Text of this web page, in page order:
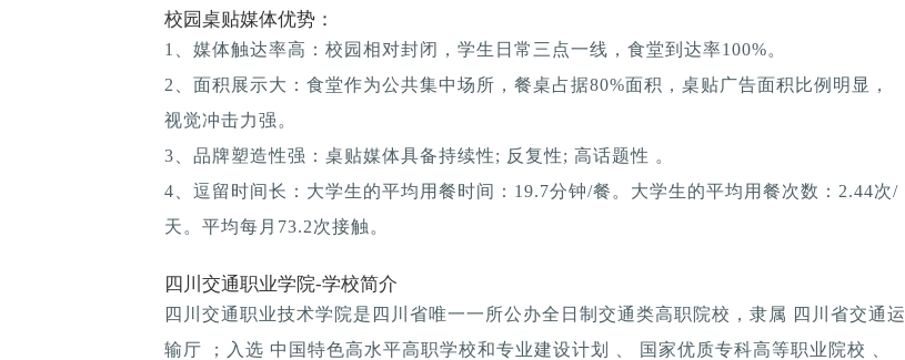
校园桌贴媒体优势：
1、媒体触达率高：校园相对封闭，学生日常三点一线，食堂到达率100%。
2、面积展示大：食堂作为公共集中场所，餐桌占据80%面积，桌贴广告面积比例明显，
视觉冲击力强。
3、品牌塑造性强：桌贴媒体具备持续性; 反复性; 高话题性 。
4、逗留时间长：大学生的平均用餐时间：19.7分钟/餐。大学生的平均用餐次数：2.44次/
天。平均每月73.2次接触。
四川交通职业学院-学校简介
四川交通职业技术学院是四川省唯一一所公办全日制交通类高职院校，隶属 四川省交通运
输厅 ；入选 中国特色高水平高职学校和专业建设计划 、 国家优质专科高等职业院校 、